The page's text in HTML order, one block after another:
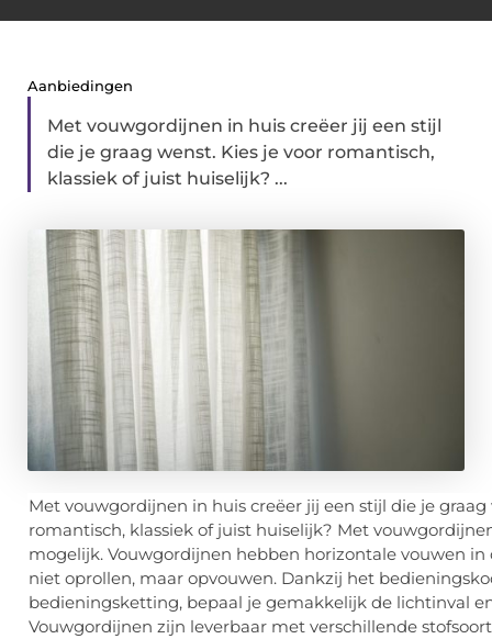
Aanbiedingen
Met vouwgordijnen in huis creëer jij een stijl
die je graag wenst. Kies je voor romantisch,
klassiek of juist huiselijk? ...
Met vouwgordijnen in huis creëer jij een stijl die je graag
romantisch, klassiek of juist huiselijk? Met
mogelijk. Vouwgordijnen hebben horizontale vouwen in
niet oprollen, maar opvouwen. Dankzij het
bedieningsketting, bepaal je gemakkelijk de lichtinval
Vouwgordijnen zijn leverbaar met verschillende